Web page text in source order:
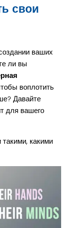
свои
ваших
ли вы
воплотить
Давайте
для вашего
какими